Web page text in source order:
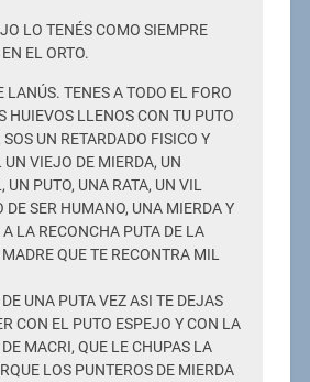
LO TENÉS COMO SIEMPRE
EL ORTO.
LANÚS. TENES A TODO EL FORO
HUIEVOS LLENOS CON TU PUTO
SOS UN RETARDADO FISICO Y
UN VIEJO DE MIERDA, UN
UN PUTO, UNA RATA, UN VIL
DE SER HUMANO, UNA MIERDA Y
LA RECONCHA PUTA DE LA
MADRE QUE TE RECONTRA MIL
UNA PUTA VEZ ASI TE DEJAS
CON EL PUTO ESPEJO Y CON LA
MACRI, QUE LE CHUPAS LA
LOS PUNTEROS DE MIERDA